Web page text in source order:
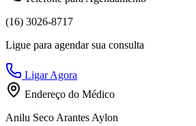
(16) 3026-8717
Ligue para agendar sua consulta
Ligar Agora
Endereço do Médico
Anilu Seco Arantes Aylon